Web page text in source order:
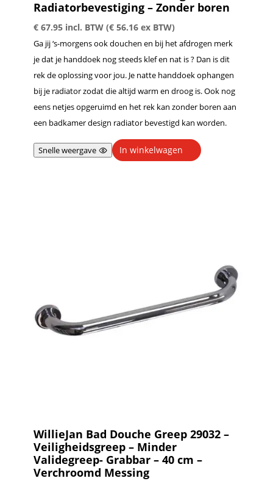
Radiatorbevestiging – Zonder boren
€67.95 incl. BTW (€56.16ex BTW)
Ga jij ‘s-morgens ook douchen en bij het afdrogen merk
je dat je handdoek nog steeds klef en nat is ? Dan is dit
rek de oplossing voor jou. Je natte handdoek ophangen
bij je radiator zodat die altijd warm en droog is. Ook nog
eens netjes opgeruimd en het rek kan zonder boren aan
een badkamer design radiator bevestigd kan worden.
Snelle weergave In winkelwagen
WillieJan Bad Douche Greep 29032 –
Veiligheidsgreep – Minder
Validegreep- Grabbar – 40 cm –
Verchroomd Messing